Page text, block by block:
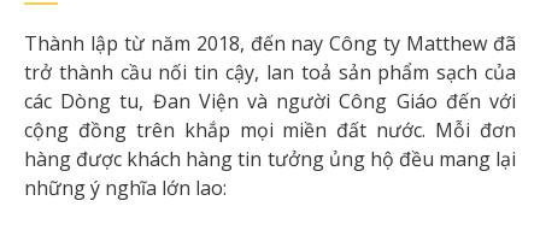
Thành lập từ năm 2018, đến nay Công ty Matthew đã
trở thành cầu nối tin cậy, lan toả sản phẩm sạch của
các Dòng tu, Đan Viện và người Công Giáo đến với
cộng đồng trên khắp mọi miền đất nước. Mỗi đơn
hàng được khách hàng tin tưởng ủng hộ đều mang lại
những ý nghĩa lớn lao: